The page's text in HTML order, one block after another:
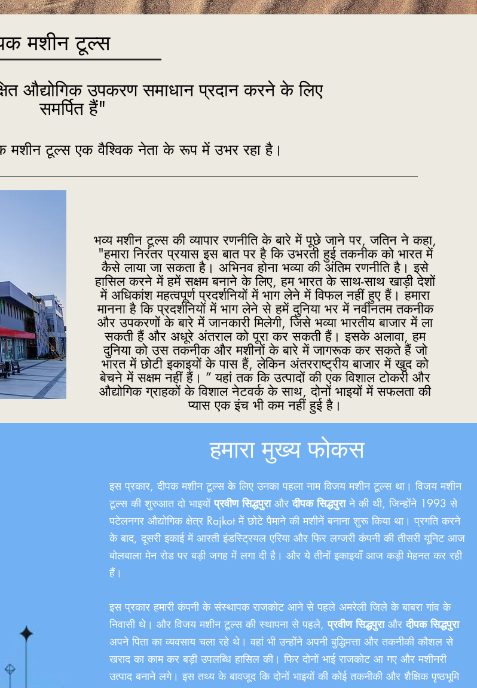
मशीन टूल्स
औद्योगिक उपकरण समाधान प्रदान करने के लिए
समर्पित हैं"
मशीन टूल्स एक वैश्विक नेता के रूप में उभर रहा है।
भव्य मशीन टूल्स की व्यापार रणनीति के बारे में पूछे जाने पर, जतिन ने कहा,
"हमारा निरंतर प्रयास इस बात पर है कि उभरती हुई तकनीक को भारत में
कैसे लाया जा सकता है। अभिनव होना भव्या की अंतिम रणनीति है। इसे
हासिल करने में हमें सक्षम बनाने के लिए, हम भारत के साथ-साथ खाड़ी देशों
में अधिकांश महत्वपूर्ण प्रदर्शनियों में भाग लेने में विफल नहीं हुए हैं। हमारा
मानना है कि प्रदर्शनियों में भाग लेने से हमें दुनिया भर में नवीनतम तकनीक
और उपकरणों के बारे में जानकारी मिलेगी, जिसे भव्या भारतीय बाजार में ला
सकती हैं और अधूरे अंतराल को पूरा कर सकती हैं। इसके अलावा, हम
दुनिया को उस तकनीक और मशीनों के बारे में जागरूक कर सकते हैं जो
भारत में छोटी इकाइयों के पास हैं, लेकिन अंतरराष्ट्रीय बाजार में खुद को
बेचने में सक्षम नहीं हैं। ” यहां तक कि उत्पादों की एक विशाल टोकरी और
औद्योगिक ग्राहकों के विशाल नेटवर्क के साथ, दोनों भाइयों में सफलता की
प्यास एक इंच भी कम नहीं हुई है।
हमारा मुख्य फोकस
इस प्रकार, दीपक मशीन टूल्स के लिए उनका पहला नाम विजय मशीन टूल्स था। विजय मशीन
टूल्स की शुरुआत दो भाइयोंप्रवीण सिद्धपुराऔरदीपक सिद्धपुराने की थी, जिन्होंने 1993 से
पटेलनगर औद्योगिक क्षेत्र R​ajkot में छोटे पैमाने की मशीनें बनाना शुरू किया था। प्रगति करने
के बाद, दूसरी इकाई में आरती इंडस्ट्रियल एरिया और फिर लग्जरी कंपनी की तीसरी यूनिट आज
बोलबाला मेन रोड पर बड़ी जगह में लगा दी है। और ये तीनों इकाइयाँ आज कड़ी मेहनत कर रही
हैं।
इस प्रकार हमारी कंपनी के संस्थापक राजकोट आने से पहले अमरेली जिले के बाबरा गांव के
निवासी थे। और विजय मशीन टूल्स की स्थापना से पहले,प्रवीण सिद्धपुराऔरदीपक सिद्धपुरा
अपने पिता का व्यवसाय चला रहे थे। वहां भी उन्होंने अपनी बुद्धिमत्ता और तकनीकी कौशल से
खराद का काम कर बड़ी उपलब्धि हासिल की। फिर दोनों भाई राजकोट आ गए और मशीनरी
उत्पाद बनाने लगे। इस तथ्य के बावजूद कि दोनों भाइयों की कोई तकनीकी और शैक्षिक पृष्ठभूमि